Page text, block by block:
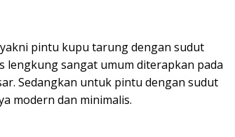
pintu kupu tarung dengan sudut
sangat umum diterapkan pada
Sedangkan untuk pintu dengan sudut
modern dan minimalis.